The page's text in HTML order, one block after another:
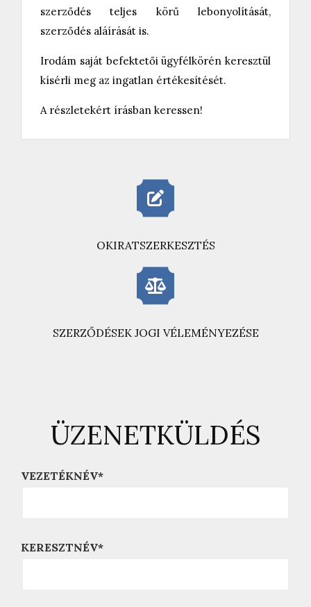
szerződés teljes körű lebonyolítását,
szerződés aláírását is.
Irodám saját befektetői ügyfélkörén keresztül
kísérli meg az ingatlan értékesítését.
A részletekért írásban keressen!
OKIRATSZERKESZTÉS
SZERZŐDÉSEK JOGI VÉLEMÉNYEZÉSE
ÜZENETKÜLDÉS
VEZETÉKNÉV*
KERESZTNÉV*